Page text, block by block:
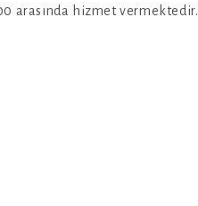
arasında hizmet vermektedir.